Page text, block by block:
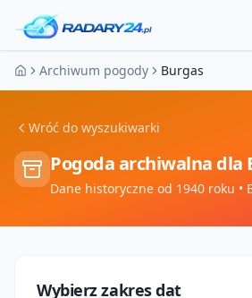
Strona główna
Archiwum pogody Burgas
Wróć do wyszukiwarki
Pogoda archiwalna dla
Dane historyczne od 1940 roku •
Wybierz zakres dat